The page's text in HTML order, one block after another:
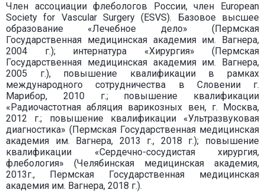
Член ассоциации флебологов России, член European
Society for Vascular Surgery (ESVS). Базовое высшее
образование «Лечебное дело» (Пермская
Государственная медицинская академия им. Вагнера,
2004 г.); интернатура «Хирургия» (Пермская
Государственная медицинская академия им. Вагнера,
2005 г.), повышение квалификации в рамках
международного сотрудничества в Словении г.
Марибор, 2010 г.; повышение квалификации
«Радиочастотная абляция варикозных вен, г. Москва,
2012 г.; повышение квалификации «Ультразвуковая
диагностика» (Пермская Государственная медицинская
академия им. Вагнера, 2013 г., 2018 г.); повышение
квалификации «Сердечно-сосудистая хирургия,
флебология» (Челябинская медицинская академия,
2013г., Пермская Государственная медицинская
академия им. Вагнера, 2018 г.).